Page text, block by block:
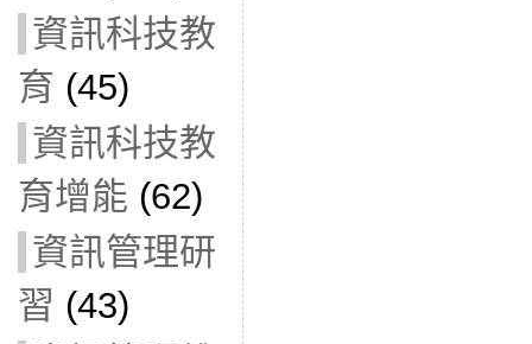
資訊科技教
育 (45)
資訊科技教
育增能 (62)
資訊管理研
習 (43)